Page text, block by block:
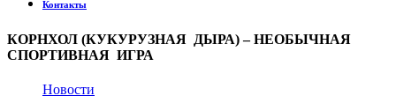
Контакты
КОРНХОЛ (КУКУРУЗНАЯ ДЫРА) – НЕОБЫЧНАЯ
СПОРТИВНАЯ ИГРА
Новости